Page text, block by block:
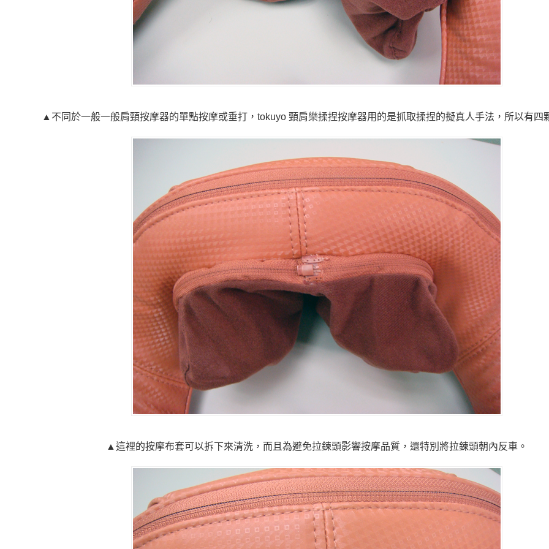
▲不同於一般一般肩頸按摩器的單點按摩或垂打，tokuyo 頸肩樂揉捏按摩器用的是抓取揉捏的擬真人手法，所以有四
▲這裡的按摩布套可以拆下來清洗，而且為避免拉鍊頭影響按摩品質，還特別將拉鍊頭朝內反車。